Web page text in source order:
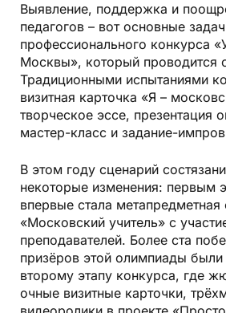
Выявление, поддержка и
педагогов – вот основные
профессионального конкурса
Москвы», который проводится
Традиционными испытаниями
визитная карточка «Я –
творческое эссе, презентация
мастер-класс и задание-
В этом году сценарий
некоторые изменения: первым
впервые стала метапредметная
«Московский учитель» с
преподавателей. Более ста
призёров этой олимпиады
второму этапу конкурса, где
очные визитные карточки,